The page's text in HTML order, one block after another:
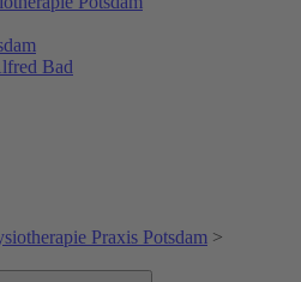
Bad
Praxis Potsdam >